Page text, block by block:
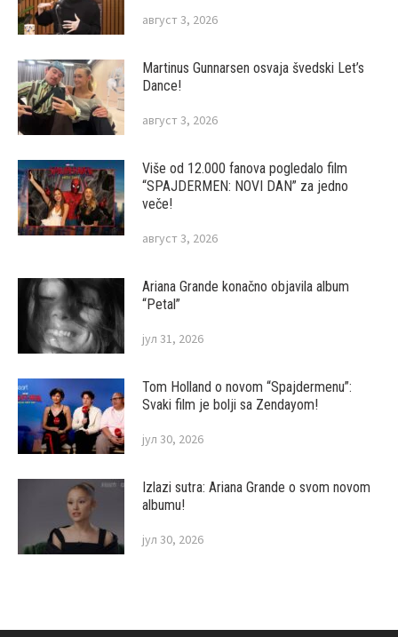
август 3, 2026
Martinus Gunnarsen osvaja švedski Let’s
Dance!
август 3, 2026
Više od 12.000 fanova pogledalo film
“SPAJDERMEN: NOVI DAN” za jedno
veče!
август 3, 2026
Ariana Grande konačno objavila album
“Petal”
јул 31, 2026
Tom Holland o novom “Spajdermenu”:
Svaki film je bolji sa Zendayom!
јул 30, 2026
Izlazi sutra: Ariana Grande o svom novom
albumu!
јул 30, 2026